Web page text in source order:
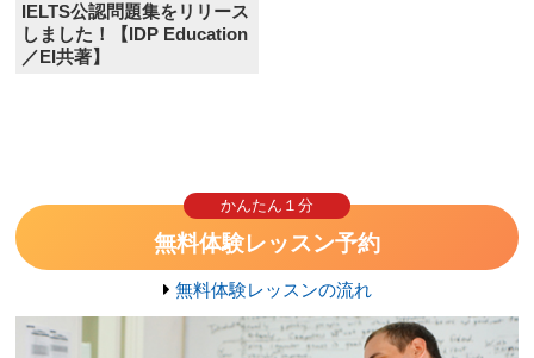
IELTS公認問題集をリリース
しました！【IDP Education
／EI共著】
かんたん１分
無料体験レッスン予約
無料体験レッスンの流れ